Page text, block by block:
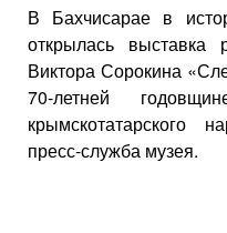
В Бахчисарае в
открылась выставка
Виктора Сорокина
70-летней
крымскотатарского
пресс-служба музея.